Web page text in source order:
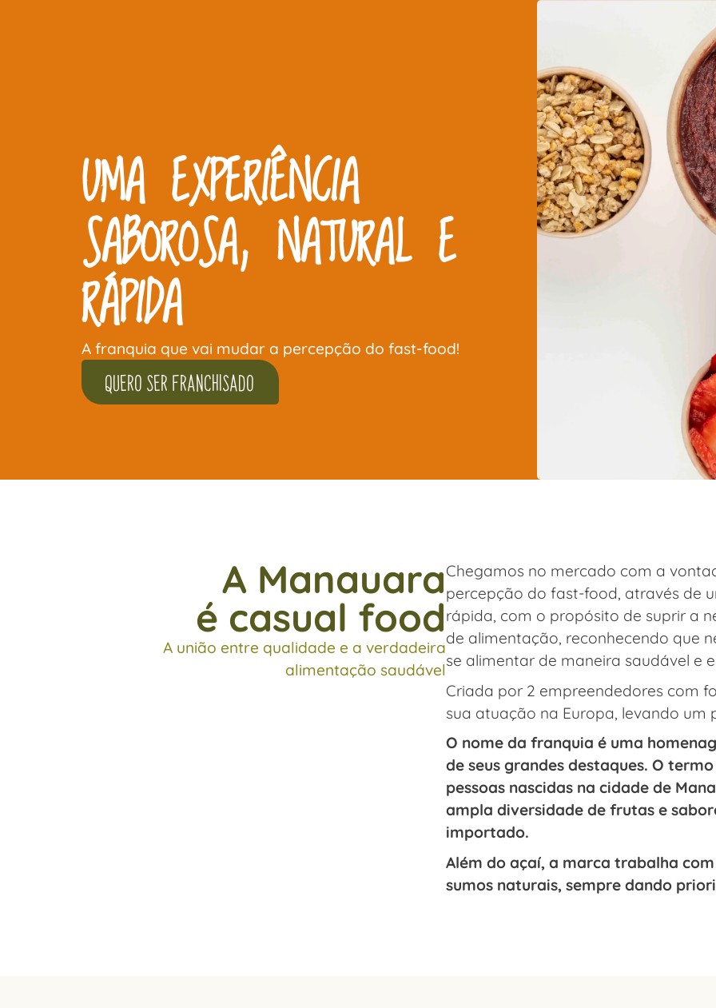
UMA EXPERIÊNCIA
SABOROSA, NATURAL E
RÁPIDA
A franquia que vai mudar a percepção do fast-food!
Quero ser Franchisado
A Manauara
é casual food
A união entre qualidade e a verdadeira
alimentação saudável
Chegamos no mercado com a
percepção do fast-food, através de
rápida, com o propósito de suprir a
de alimentação, reconhecendo que
se alimentar de maneira saudável e
Criada por 2 empreendedores com
sua atuação na Europa, levando
O nome da franquia é uma
de seus grandes destaques. O
pessoas nascidas na cidade de
ampla diversidade de frutas e
importado.
Além do açaí, a marca trabalha
sumos naturais, sempre dando